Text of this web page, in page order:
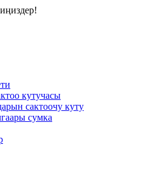
кутучасы
сактоочу куту
сумка